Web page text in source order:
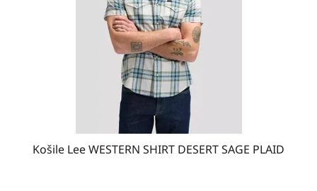
Košile Lee WESTERN SHIRT DESERT SAGE PLAID